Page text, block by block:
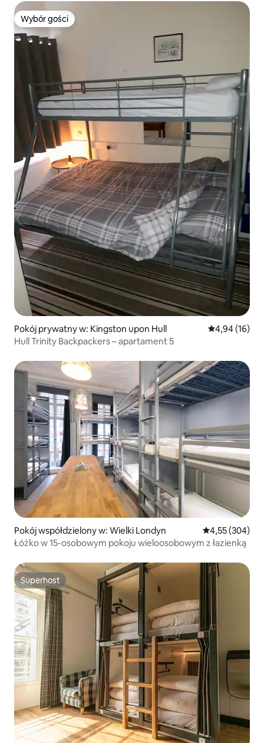
Wybór gości
Wybór gości
Pokój prywatny w: Kingston upon Hull Średnia
4,94 (16)
Hull Trinity Backpackers – apartament 5
Pokój współdzielony w: Wielki Londyn Średnia
4,55 (304)
Łóżko w 15-osobowym pokoju wieloosobowym z łazienką
Superhost
Superhost